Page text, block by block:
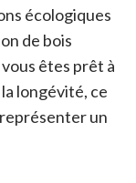
écologiques
de bois
êtes prêt à
longévité, ce
un